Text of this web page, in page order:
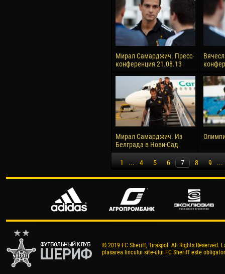
Мирал Самарджич. Пресс-
конференция 21.08.13
Мирал Самарджич. Из
Белграда в Нови-Сад
1 ... 4 5 6 7 8 9 ...
© 2019 FC Sheriff, Tiraspol. All Rights
plasarea lincului site-ului FC Sheriff este